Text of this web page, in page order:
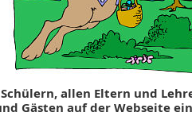
allen Eltern und
Gästen auf der Webseite